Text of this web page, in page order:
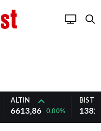
ALTIN
6613,86 0,00%
BIST